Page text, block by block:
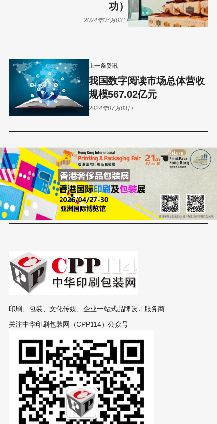
上一条资讯
我国数字阅读市场总体营收
规模567.02亿元
2024年07月03日
功）
2024年07月03日
印刷、包装、文化传媒、企业一站式品牌设计服务商
关注中华印刷包装网（CPP114）公众号